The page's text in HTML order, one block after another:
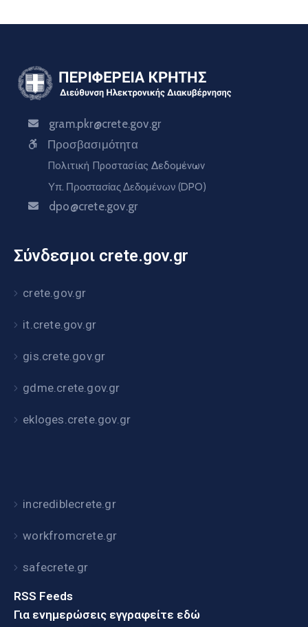
gram.pkr@crete.gov.gr
Προσβασιμότητα
Πολιτική Προστασίας Δεδομένων
Υπ. Προστασίας Δεδομένων (DPO)
dpo@crete.gov.gr
Σύνδεσμοι crete.gov.gr
crete.gov.gr
it.crete.gov.gr
gis.crete.gov.gr
gdme.crete.gov.gr
ekloges.crete.gov.gr
incrediblecrete.gr
workfromcrete.gr
safecrete.gr
RSS Feeds
Για ενημερώσεις εγγραφείτε εδώ